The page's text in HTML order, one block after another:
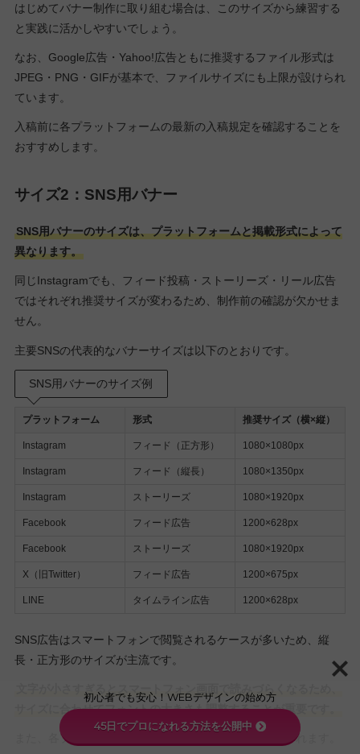
はじめてバナー制作に取り組む場合は、このサイズから練習する
と実践に活かしやすいでしょう。
なお、Google広告・Yahoo!広告ともに推奨するファイル形式は
JPEG・PNG・GIFが基本で、ファイルサイズにも上限が設けられ
ています。
入稿前に各プラットフォームの最新の入稿規定を確認することを
おすすめします。
サイズ2：SNS用バナー
SNS用バナーのサイズは、プラットフォームと掲載形式によって
異なります。
同じInstagramでも、フィード投稿・ストーリーズ・リール広告
ではそれぞれ推奨サイズが変わるため、制作前の確認が欠かせま
せん。
主要SNSの代表的なバナーサイズは以下のとおりです。
SNS用バナーのサイズ例
プラットフォーム 形式 推奨サイズ（横×縦）
Instagram フィード（正方形） 1080×1080px
Instagram フィード（縦長） 1080×1350px
Instagram ストーリーズ 1080×1920px
Facebook フィード広告 1200×628px
Facebook ストーリーズ 1080×1920px
X（旧Twitter） フィード広告 1200×675px
LINE タイムライン広告 1200×628px
SNS広告はスマートフォンで閲覧されるケースが多いため、縦
長・正方形のサイズが主流です。
サイズに合わせてフォントの大きさも調整することが重要です。
また、各プラットフォームの仕様は随時アップデートされます。
初心者でも安心！WEBデザインの始め方
45日でプロになれる方法を公開中